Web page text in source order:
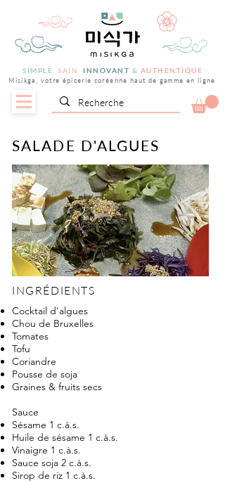
SIMPLE SAIN INNOVANT & AUTHENTIQUE
Misikga, votre épicerie coréenne haut de gamme en ligne
SALADE D'ALGUES
INGRÉDIENTS
Cocktail d'algues
Chou de Bruxelles
Tomates
Tofu
Coriandre
Pousse de soja
Graines & fruits secs
Sauce
Sésame 1 c.à.s.
Huile de sésame 1 c.à.s.
Vinaigre 1 c.à.s.
Sauce soja 2 c.à.s.
Sirop de riz 1 c.à.s.